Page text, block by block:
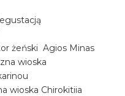
żeński Agios Minas
wioska
wioska Chirokitiia